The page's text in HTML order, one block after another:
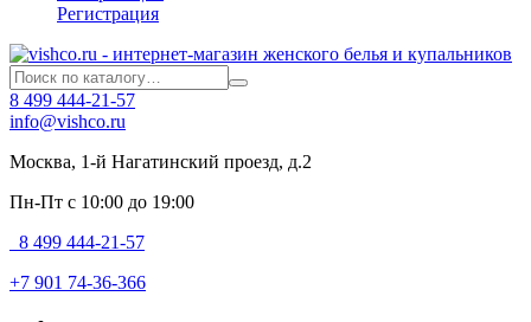
Регистрация
8 499 444-21-57
info@vishco.ru
Москва, 1-й Нагатинский проезд, д.2
Пн-Пт с 10:00 до 19:00
8 499 444-21-57
+7 901 74-36-366